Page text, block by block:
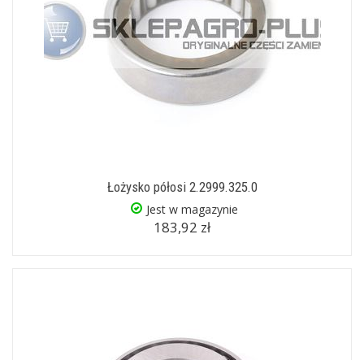
Łożysko półosi 2.2999.325.0
Jest w magazynie
183,92 zł